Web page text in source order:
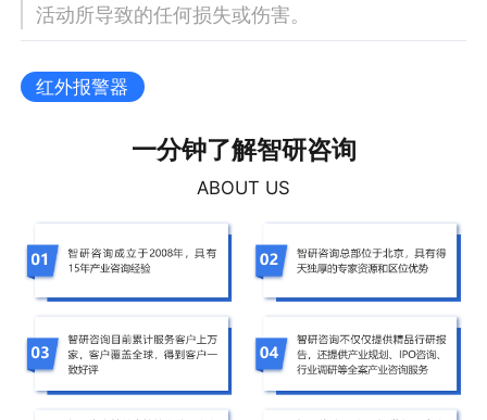
活动所导致的任何损失或伤害。
红外报警器
一分钟了解智研咨询
ABOUT US